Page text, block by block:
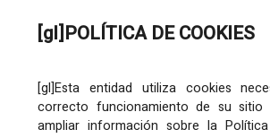
[gl]POLÍTICA DE COOKIES
[gl]Esta entidad utiliza cookies
correcto funcionamiento de su sitio
ampliar información sobre la
Subcontrato
Órgano de contratación Título